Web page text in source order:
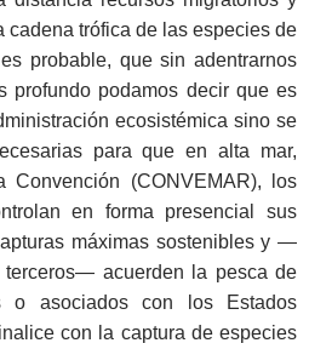
cadena trófica de las especies de
probable, que sin adentrarnos
profundo podamos decir que es
ecosistémica sino se
para que en alta mar,
Convención (CONVEMAR), los
en forma presencial sus
máximas sostenibles y —
terceros— acuerden la pesca de
o asociados con los Estados
con la captura de especies